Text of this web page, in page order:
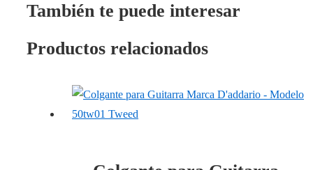
También te puede interesar
Productos relacionados